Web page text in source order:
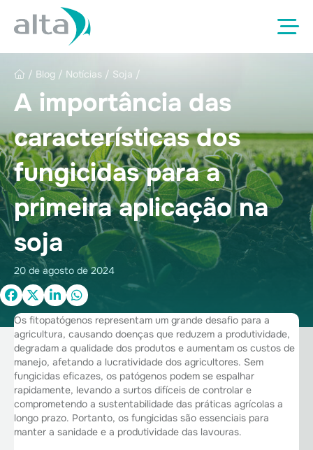
/ Blog / Notícias / Soja /
A importância das
características dos
fungicidas para a
primeira aplicação na
soja
20 de agosto de 2024
Os fitopatógenos representam um grande desafio para a
agricultura, causando doenças que reduzem a produtividade,
degradam a qualidade dos produtos e aumentam os custos de
manejo, afetando a lucratividade dos agricultores. Sem
fungicidas eficazes, os patógenos podem se espalhar
rapidamente, levando a surtos difíceis de controlar e
comprometendo a sustentabilidade das práticas agrícolas a
longo prazo. Portanto, os fungicidas são essenciais para
manter a sanidade e a produtividade das lavouras.